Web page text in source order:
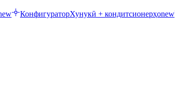
КонфигураторХунукӣ + кондитсионерҳоnew